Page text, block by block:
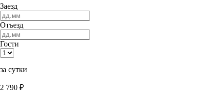
Заезд
Отъезд
Гости
за сутки
2 790 ₽